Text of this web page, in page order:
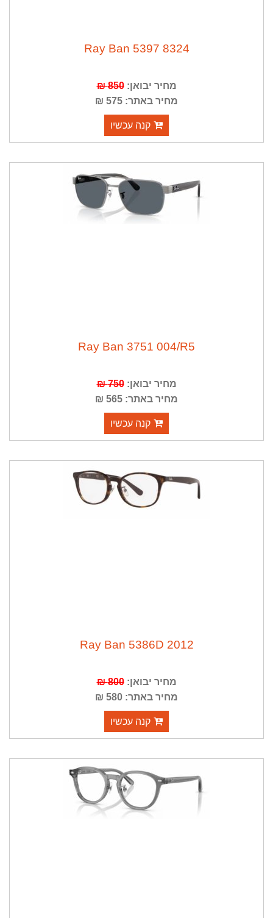
8324 5397 Ray Ban
מחיר יבואן:850 ₪
מחיר באתר: 575 ₪
קנה עכשיו
Ray Ban 3751 004/R5
מחיר יבואן:750 ₪
מחיר באתר: 565 ₪
קנה עכשיו
Ray Ban 5386D 2012
מחיר יבואן:800 ₪
מחיר באתר: 580 ₪
קנה עכשיו